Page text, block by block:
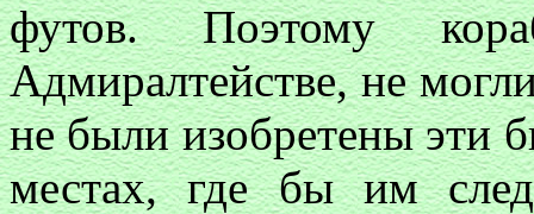
футов. Поэтому
Адмиралтействе, не
не были изобретены эти
местах, где бы им